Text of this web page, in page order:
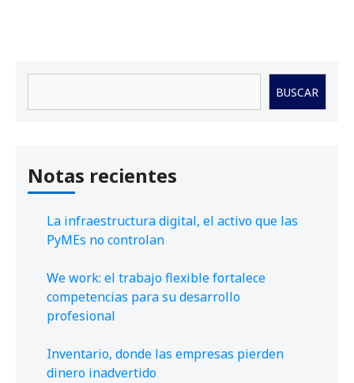
BUSCAR
Notas recientes
La infraestructura digital, el activo que las
PyMEs no controlan
We work: el trabajo flexible fortalece
competencias para su desarrollo
profesional
Inventario, donde las empresas pierden
dinero inadvertido